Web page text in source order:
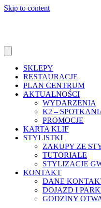
Skip to content
SKLEPY
RESTAURACJE
PLAN CENTRUM
AKTUALNOŚCI
WYDARZENIA
K2 –
PROMOCJE
KARTA KLIF
STYLISTKI
ZAKUPY ZE
TUTORIALE
STYLIZACJE
KONTAKT
DANE
DOJAZD I
GODZINY